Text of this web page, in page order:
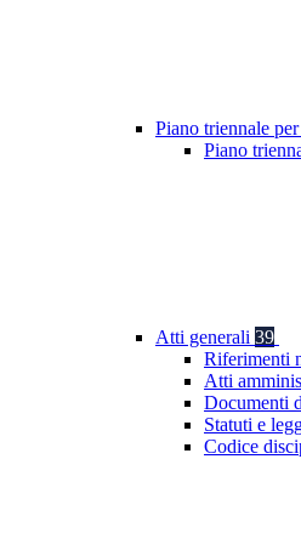
Piano triennale
Piano
Atti generali 39
Riferimenti
Atti
Documenti
Statuti e
Codice